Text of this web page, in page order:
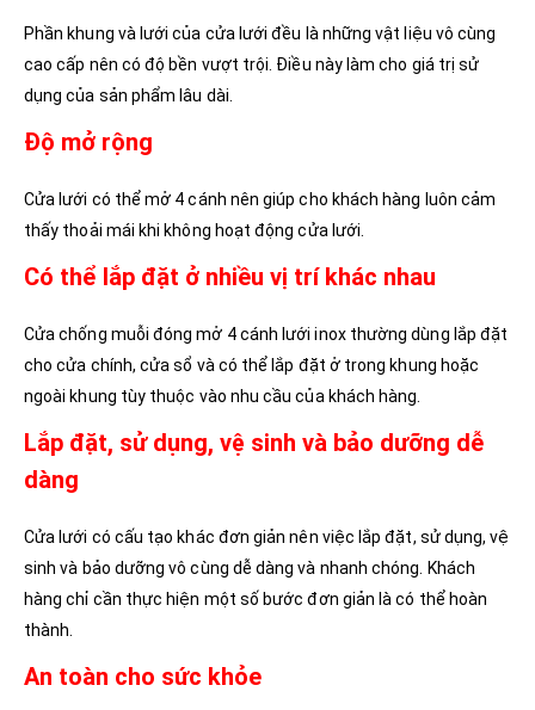
Phần khung và lưới của cửa lưới đều là những vật liệu vô cùng
cao cấp nên có độ bền vượt trội. Điều này làm cho giá trị sử
dụng của sản phẩm lâu dài.
Độ mở rộng
Cửa lưới có thể mở 4 cánh nên giúp cho khách hàng luôn cảm
thấy thoải mái khi không hoạt động cửa lưới.
Có thể lắp đặt ở nhiều vị trí khác nhau
Cửa chống muỗi đóng mở 4 cánh lưới inox thường dùng lắp đặt
cho cửa chính, cửa sổ và có thể lắp đặt ở trong khung hoặc
ngoài khung tùy thuộc vào nhu cầu của khách hàng.
Lắp đặt, sử dụng, vệ sinh và bảo dưỡng dễ
dàng
Cửa lưới có cấu tạo khác đơn giản nên việc lắp đặt, sử dụng, vệ
sinh và bảo dưỡng vô cùng dễ dàng và nhanh chóng. Khách
hàng chỉ cần thực hiện một số bước đơn giản là có thể hoàn
thành.
An toàn cho sức khỏe